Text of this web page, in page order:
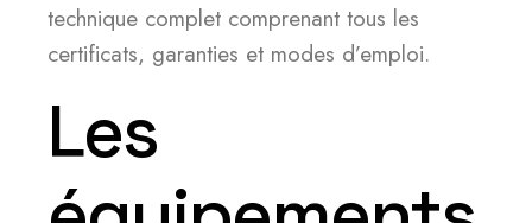
technique complet comprenant tous les
certificats, garanties et modes d’emploi.
Les